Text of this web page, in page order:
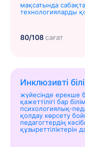
мақсатында
технологияларды
80/108сағат
Инклюзивті
жүйесінде ерекше
қажеттілігі бар
психологиялық-
қолдау көрсету
педагогтердің
құзыреттіліктерін